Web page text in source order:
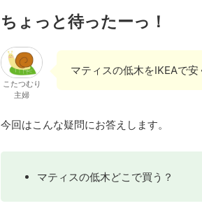
ちょっと待ったーっ！
こたつむり
主婦
マティスの低木をIKEAで
今回はこんな疑問にお答えします。
マティスの低木どこで買う？